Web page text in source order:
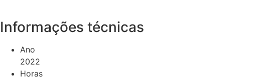
Informações técnicas
Ano
2022
Horas